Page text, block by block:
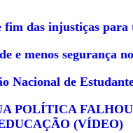
fim das injustiças para
e menos segurança
Nacional de
POLÍTICA
(VÍDEO)